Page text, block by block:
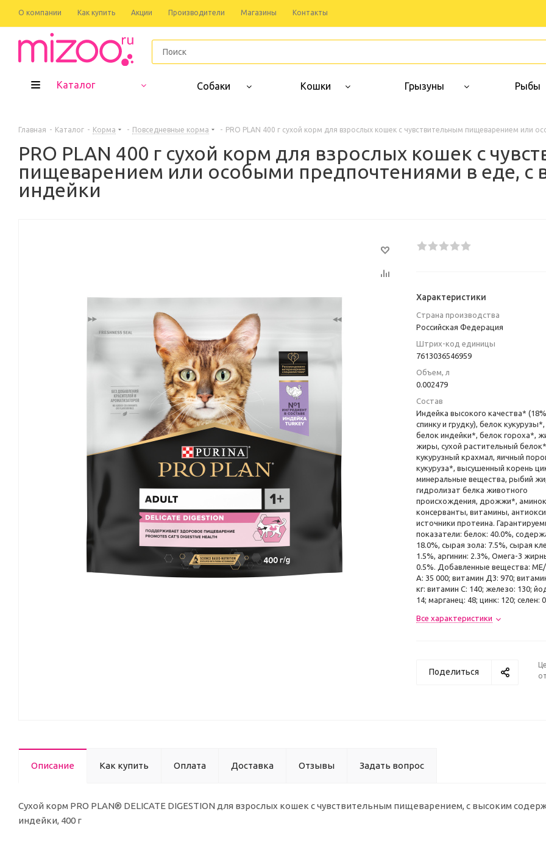
О компании Как купить Акции Производители Магазины Контакты
Каталог Собаки Кошки Грызуны Рыбы
Главная - Каталог - Корма - Повседневные корма - PRO PLAN 400 г сухой корм для взрослых кошек с чувствительным пищеварением
PRO PLAN 400 г сухой корм для взрослых кошек с
пищеварением или особыми предпочтениями в еде, с
индейки
Характеристики
Страна производства
Российская Федерация
Штрих-код единицы
7613036546959
Объем, л
0.002479
Состав
Индейка высокого качества*
спинку и грудку), белок
белок индейки*, белок гороха*,
жиры, сухой растительный
кукурузный крахмал, яичный
кукуруза*, высушенный корень
минеральные вещества, рыбий
гидролизат белка животного
происхождения, дрожжи*,
консерванты, витамины,
источники протеина.
показатели: белок: 40.0%,
18.0%, сырая зола: 7.5%, сырая
1.5%, аргинин: 2.3%, Омега-3
0.5%. Добавленные вещества: МЕ/
А: 35 000; витамин Д3: 970;
кг: витамин C: 140; железо: 130;
14; марганец: 48; цинк: 120; селен:
Все характеристики
Поделиться
Описание Как купить Оплата Доставка Отзывы Задать вопрос
Сухой корм PRO PLAN® DELICATE DIGESTION для взрослых кошек с чувствительным пищеварением, с высоким
индейки, 400 г